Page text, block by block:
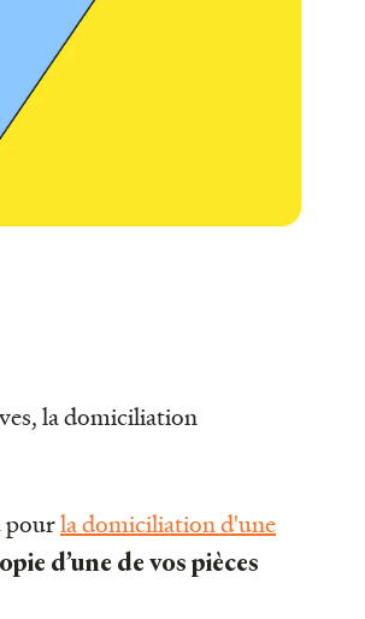
la domiciliation
pourla domiciliation d'une
d’une de vos pièces